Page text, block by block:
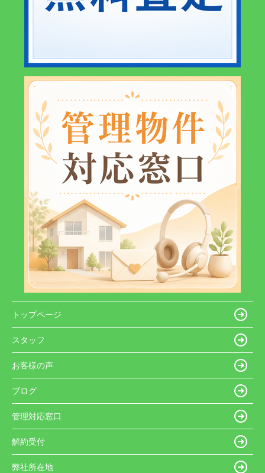
トップページ
スタッフ
お客様の声
ブログ
管理対応窓口
解約受付
弊社所在地